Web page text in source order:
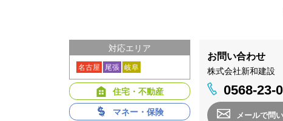
お問い合わせ
株式会社新和建設
0568-23-
メールで問
対応エリア
名古屋 尾張 岐阜
住宅・不動産
マネー・保険